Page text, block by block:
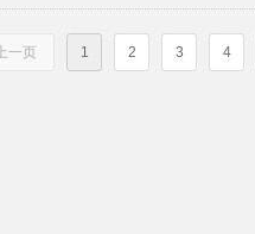
上一页 1 2 3 4